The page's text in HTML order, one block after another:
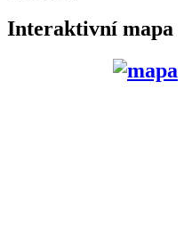
Interaktivní mapa